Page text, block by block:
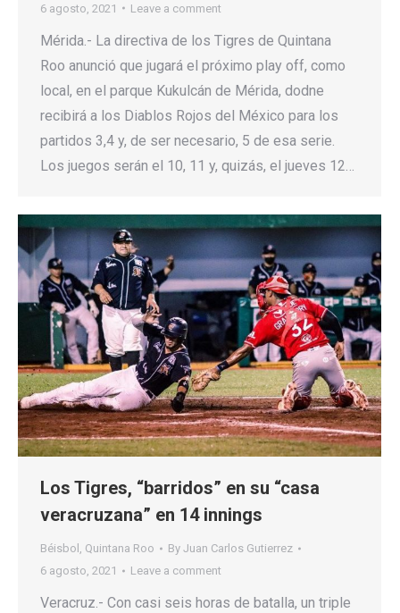
6 agosto, 2021
Leave a comment
Mérida.- La directiva de los Tigres de Quintana
Roo anunció que jugará el próximo play off, como
local, en el parque Kukulcán de Mérida, dodne
recibirá a los Diablos Rojos del México para los
partidos 3,4 y, de ser necesario, 5 de esa serie.
Los juegos serán el 10, 11 y, quizás, el jueves 12…
Los Tigres, “barridos” en su “casa
veracruzana” en 14 innings
Béisbol , Quintana Roo By Juan Carlos Gutierrez
6 agosto, 2021
Leave a comment
Veracruz.- Con casi seis horas de batalla, un triple